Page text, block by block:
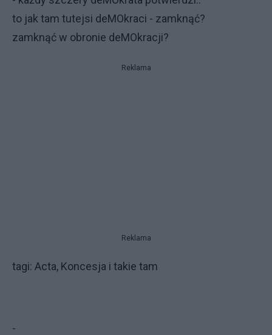
to jak tam tutejsi deMOkraci - zamknąć?
zamknąć w obronie deMOkracji?
Reklama
Reklama
tagi: Acta, Koncesja i takie tam
-